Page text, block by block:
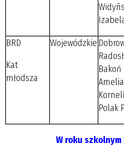
BRD
Kat
młodsza
Wojewódzkie
Bakoń
Polak
W roku szkolnym